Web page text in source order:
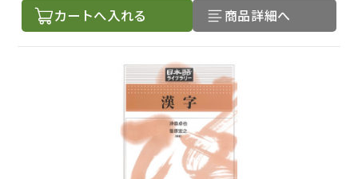
カートへ入れる 商品詳細へ